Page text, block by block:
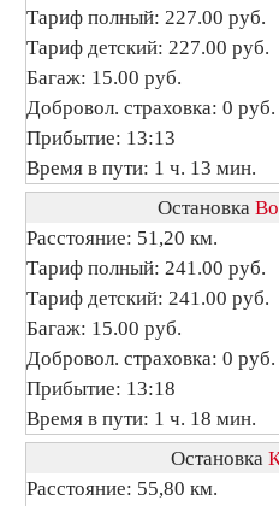
Тариф полный: 227.00 руб.
Тариф детский: 227.00 руб.
Багаж: 15.00 руб.
Добровол. страховка: 0 руб.
Прибытие: 13:13
Время в пути: 1 ч. 13 мин.
Остановка
Расстояние: 51,20 км.
Тариф полный: 241.00 руб.
Тариф детский: 241.00 руб.
Багаж: 15.00 руб.
Добровол. страховка: 0 руб.
Прибытие: 13:18
Время в пути: 1 ч. 18 мин.
Остановка
Расстояние: 55,80 км.